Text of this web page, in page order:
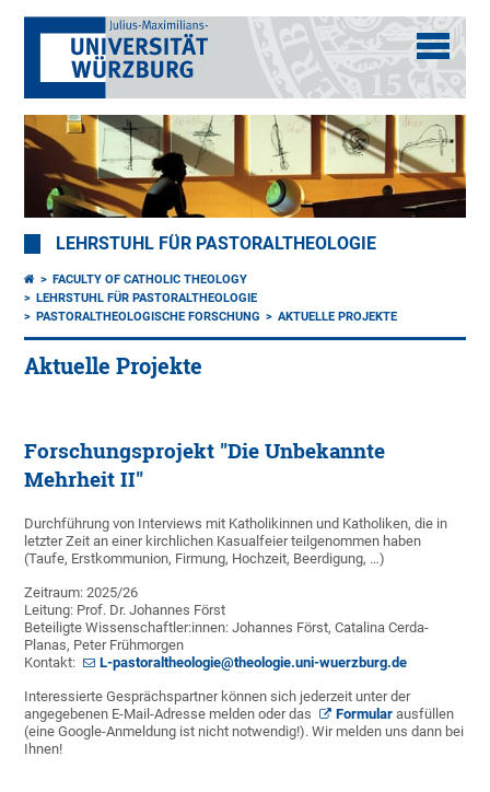
LEHRSTUHL FÜR PASTORALTHEOLOGIE
FACULTY OF CATHOLIC THEOLOGY
LEHRSTUHL FÜR PASTORALTHEOLOGIE
PASTORALTHEOLOGISCHE FORSCHUNG
AKTUELLE PROJEKTE
Aktuelle Projekte
Forschungsprojekt "Die Unbekannte
Mehrheit II"
Durchführung von Interviews mit Katholikinnen und Katholiken, die in
letzter Zeit an einer kirchlichen Kasualfeier teilgenommen haben
(Taufe, Erstkommunion, Firmung, Hochzeit, Beerdigung, …)
Zeitraum: 2025/26
Leitung: Prof. Dr. Johannes Först
Beteiligte Wissenschaftler:innen: Johannes Först, Catalina Cerda-
Planas, Peter Frühmorgen
Kontakt:
L-pastoraltheologie@theologie.uni-wuerzburg.de
Interessierte Gesprächspartner können sich jederzeit unter der
angegebenen E-Mail-Adresse melden oder das
Formular ausfüllen
(eine Google-Anmeldung ist nicht notwendig!). Wir melden uns dann bei
Ihnen!